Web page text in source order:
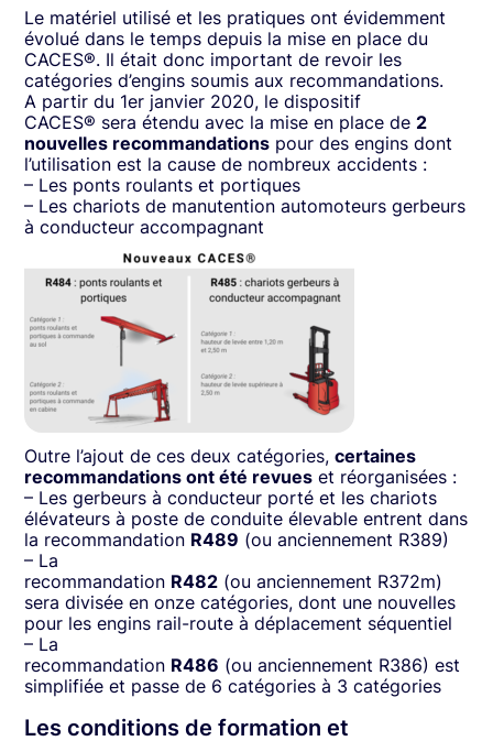
Le matériel utilisé et les pratiques ont évidemment
évolué dans le temps depuis la mise en place du
CACES®. Il était donc important de revoir les
catégories d’engins soumis aux recommandations.
A partir du 1er janvier 2020, le dispositif
CACES® sera étendu avec la mise en place de2
nouvelles recommandations pour des engins dont
l’utilisation est la cause de nombreux accidents :
– Les ponts roulants et portiques
– Les chariots de manutention automoteurs gerbeurs
à conducteur accompagnant
Outre l’ajout de ces deux catégories,certaines
recommandations ont été revues et réorganisées :
– Les gerbeurs à conducteur porté et les chariots
élévateurs à poste de conduite élevable entrent dans
la recommandation R489 (ou anciennement R389)
– La
recommandation R482 (ou anciennement R372m)
sera divisée en onze catégories, dont une nouvelles
pour les engins rail-route à déplacement séquentiel
– La
recommandation R486 (ou anciennement R386) est
simplifiée et passe de 6 catégories à 3 catégories
Les conditions de formation et